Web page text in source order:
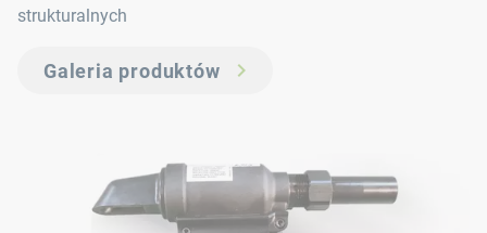
strukturalnych
Galeria produktów